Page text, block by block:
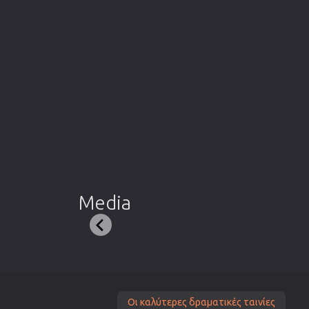
Media
Οι καλύτερες δραματικές ταινίες